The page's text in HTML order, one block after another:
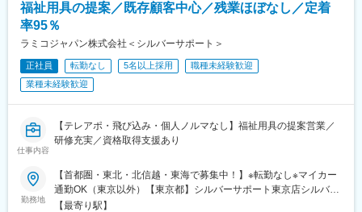
め、景気の波に左右されにくい安定産業であることも特徴です。
■同社について：
通じて、介護の悩みを抱えていらっしゃるお客様のサポートをさ
せて頂いています。2002年に会社を設立し、東京・埼玉・千葉・
変更の範囲：会社の定める業務
福祉用具の提案／既存顧客中心／残業ほぼなし／定着
率95％
ラミコジャパン株式会社＜シルバーサポート＞
正社員 転勤なし 5名以上採用
職種未経験歓迎
業種未経験歓迎
仕事内容
【テレアポ・飛び込み・個人ノルマなし】福祉用具の提案営業／
研修充実／資格取得支援あり
勤務地
【首都圏・東北・北信越・東海で募集中！】※転勤なし※マイカー
通勤OK（東京以外）【東京都】シルバーサポート東京店シルバー
サポート江東店【神奈川県】シルバーサポート横浜店【埼玉県】
【最寄り駅】